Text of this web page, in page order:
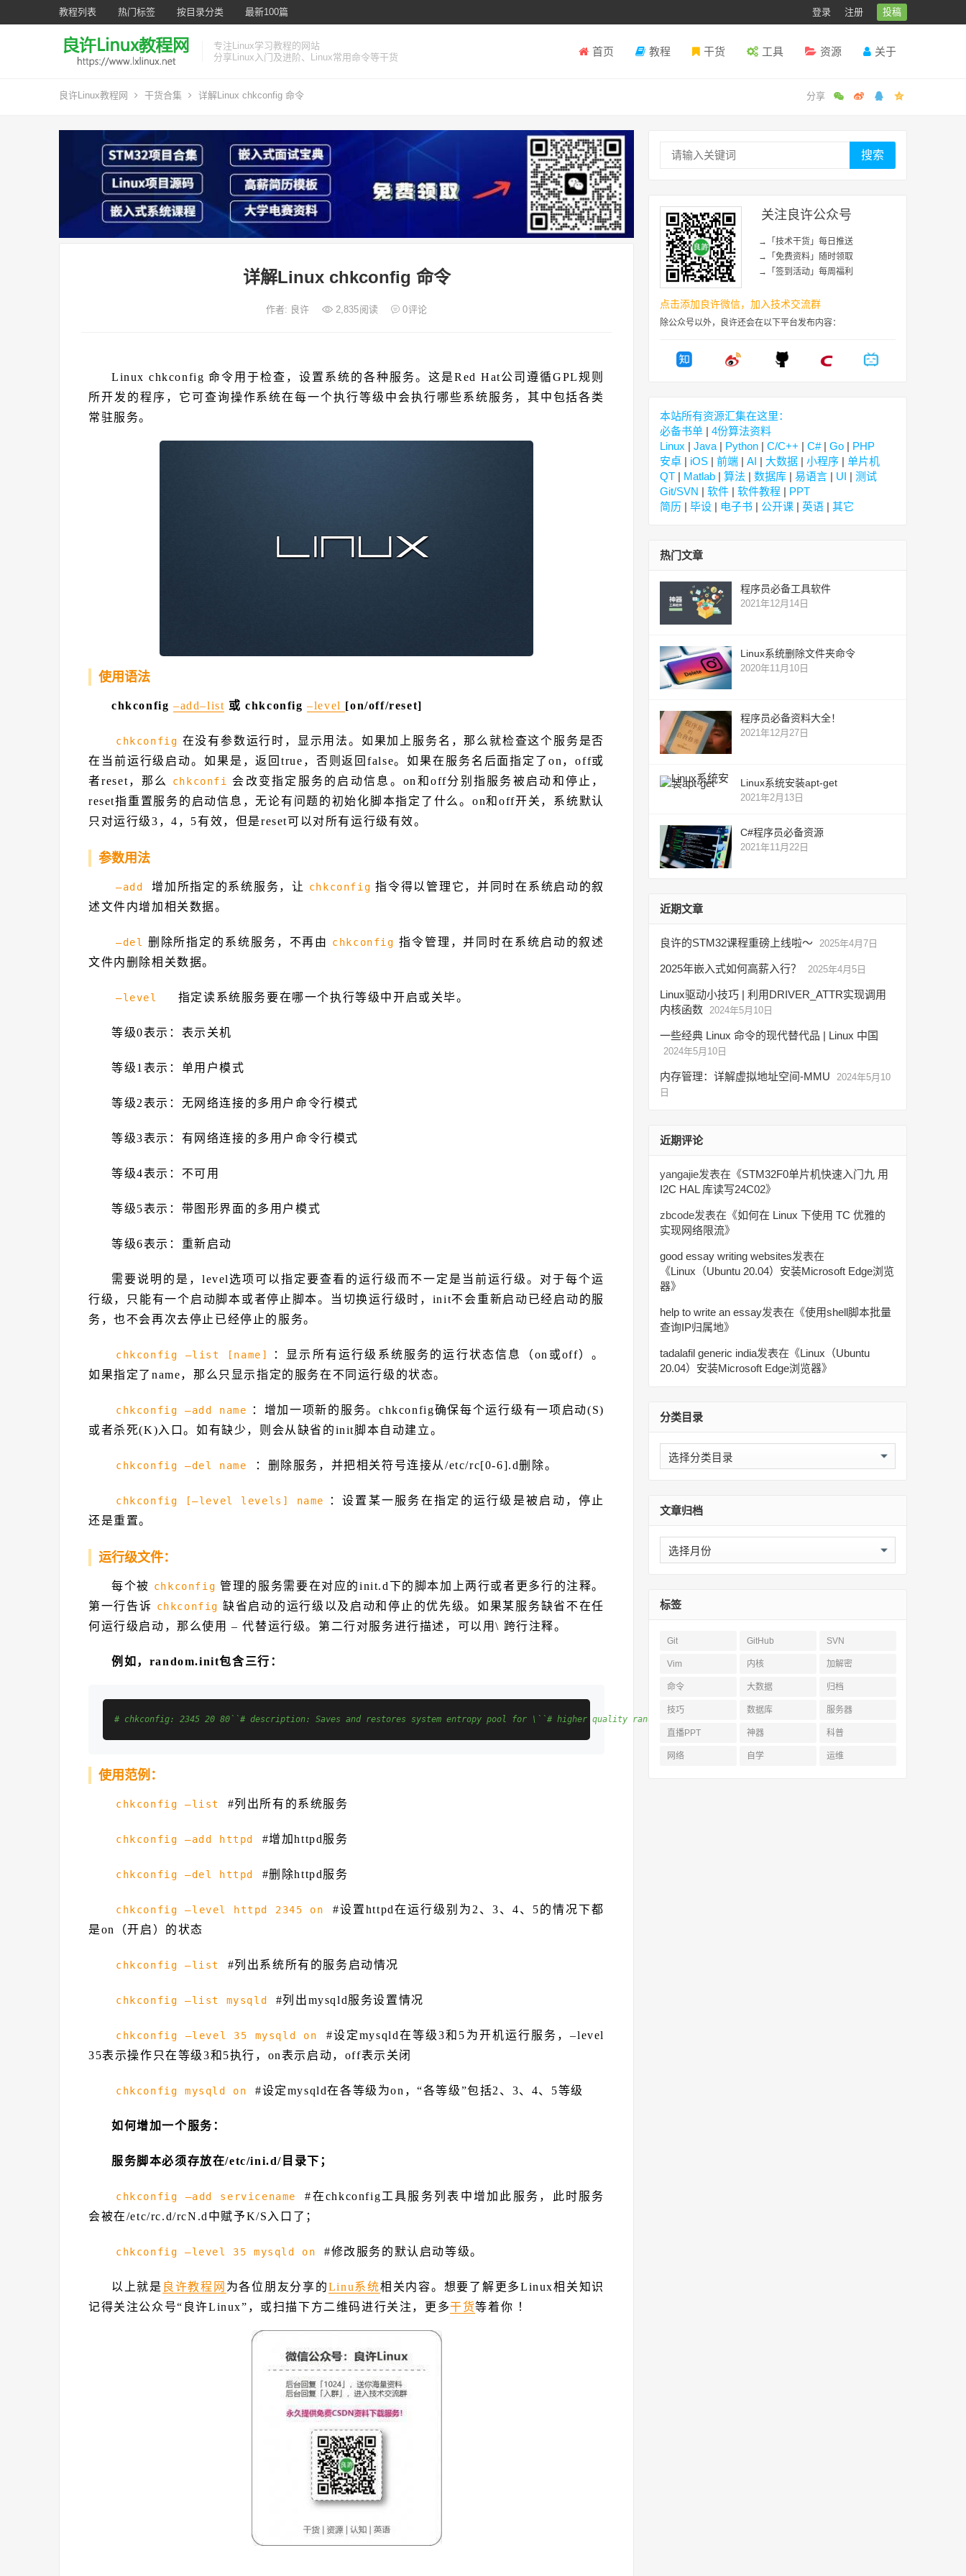
教程列表 热门标签 按目录分类 最新100篇 登录 注册 投稿
专注Linux学习教程的网站
分享Linux入门及进阶、Linux常用命令等干货
首页 教程 干货 工具 资源 关于
良许Linux教程网 干货合集 详解Linux chkconfig 命令
详解Linux chkconfig 命令
作者: 良许 2,835阅读 0评论
Linux chkconfig 命令用于检查，设置系统的各种服务。这是Red Hat公司遵循GPL规则
所开发的程序，它可查询操作系统在每一个执行等级中会执行哪些系统服务，其中包括各类
常驻服务。
使用语法
chkconfig –add–list 或 chkconfig–level [on/off/reset]
chkconfig 在没有参数运行时，显示用法。如果加上服务名，那么就检查这个服务是否
在当前运行级启动。如果是，返回true，否则返回false。如果在服务名后面指定了on，off或
者reset，那么
chkconfi 会改变指定服务的启动信息。on和off分别指服务被启动和停止，
reset指重置服务的启动信息，无论有问题的初始化脚本指定了什么。on和off开关，系统默认
只对运行级3，4，5有效，但是reset可以对所有运行级有效。
参数用法
–add 增加所指定的系统服务，让 chkconfig 指令得以管理它，并同时在系统启动的叙
述文件内增加相关数据。
–del 删除所指定的系统服务，不再由 chkconfig 指令管理，并同时在系统启动的叙述
文件内删除相关数据。
–level 指定读系统服务要在哪一个执行等级中开启或关毕。
等级0表示：表示关机
等级1表示：单用户模式
等级2表示：无网络连接的多用户命令行模式
等级3表示：有网络连接的多用户命令行模式
等级4表示：不可用
等级5表示：带图形界面的多用户模式
等级6表示：重新启动
需要说明的是，level选项可以指定要查看的运行级而不一定是当前运行级。对于每个运
行级，只能有一个启动脚本或者停止脚本。当切换运行级时，init不会重新启动已经启动的服
务，也不会再次去停止已经停止的服务。
chkconfig –list [name]
：显示所有运行级系统服务的运行状态信息（on或off）。
如果指定了name，那么只显示指定的服务在不同运行级的状态。
chkconfig –add name
：增加一项新的服务。chkconfig确保每个运行级有一项启动(S)
或者杀死(K)入口。如有缺少，则会从缺省的init脚本自动建立。
chkconfig –del name ：删除服务，并把相关符号连接从/etc/rc[0-6].d删除。
chkconfig [–level levels] name
：设置某一服务在指定的运行级是被启动，停止
还是重置。
运行级文件：
每个被 chkconfig 管理的服务需要在对应的init.d下的脚本加上两行或者更多行的注释。
第一行告诉 chkconfig 缺省启动的运行级以及启动和停止的优先级。如果某服务缺省不在任
何运行级启动，那么使用 – 代替运行级。第二行对服务进行描述，可以用\ 跨行注释。
例如，random.init包含三行：
# chkconfig: 2345 20 80``# description: Saves and restores system entropy pool for \``# higher quality random number generation.
使用范例：
chkconfig –list #列出所有的系统服务
chkconfig –add httpd #增加httpd服务
chkconfig –del httpd #删除httpd服务
chkconfig –level httpd 2345 on
#设置httpd在运行级别为2、3、4、5的情况下都
是on（开启）的状态
chkconfig –list #列出系统所有的服务启动情况
chkconfig –list mysqld #列出mysqld服务设置情况
chkconfig –level 35 mysqld on
#设定mysqld在等级3和5为开机运行服务，–level
35表示操作只在等级3和5执行，on表示启动，off表示关闭
chkconfig mysqld on #设定mysqld在各等级为on，“各等级”包括2、3、4、5等级
如何增加一个服务：
服务脚本必须存放在/etc/ini.d/目录下；
chkconfig –add servicename
#在chkconfig工具服务列表中增加此服务，此时服务
会被在/etc/rc.d/rcN.d中赋予K/S入口了；
chkconfig –level 35 mysqld on #修改服务的默认启动等级。
以上就是 良许教程网 为各位朋友分享的Linu系统相关内容。想要了解更多Linux相关知识
记得关注公众号“良许Linux”，或扫描下方二维码进行关注，更多干货等着你 ！
搜索
关注良许公众号
→「技术干货」每日推送
→「免费资料」随时领取
→「签到活动」每周福利
点击添加良许微信，加入技术交流群
除公众号以外，良许还会在以下平台发布内容：
本站所有资源汇集在这里：
必备书单 | 4份算法资料
Linux | Java | Python | C/C++ | C#| Go | PHP
安卓 | iOS | 前端 | AI | 大数据 | 小程序 | 单片机
QT | Matlab | 算法 | 数据库 | 易语言 | UI | 测试
Git/SVN | 软件 | 软件教程 | PPT
简历 | 毕设 | 电子书 | 公开课 | 英语 | 其它
热门文章
程序员必备工具软件
2021年12月14日
Linux系统删除文件夹命令
2020年11月10日
程序员必备资料大全！
2021年12月27日
Linux系统安装apt-get
2021年2月13日
C#程序员必备资源
2021年11月22日
近期文章
良许的STM32课程重磅上线啦～ 2025年4月7日
2025年嵌入式如何高薪入行？ 2025年4月5日
Linux驱动小技巧 | 利用DRIVER_ATTR实现调用
内核函数 2024年5月10日
一些经典 Linux 命令的现代替代品 | Linux 中国
2024年5月10日
内存管理：详解虚拟地址空间-MMU
2024年5月10
日
近期评论
yangajie发表在《STM32F0单片机快速入门九 用
I2C HAL 库读写24C02》
zbcode发表在《如何在 Linux 下使用 TC 优雅的
实现网络限流》
good essay writing websites发表在
《Linux（Ubuntu 20.04）安装Microsoft Edge浏览
器》
help to write an essay发表在《使用shell脚本批量
查询IP归属地》
tadalafil generic india发表在《Linux（Ubuntu
20.04）安装Microsoft Edge浏览器》
分类目录
分
类
文章归档
文
章
标签
Git GitHub SVN
Vim 内核 加解密
命令 大数据 归档
技巧 数据库 服务器
直播PPT 神器 科普
网络 自学 运维